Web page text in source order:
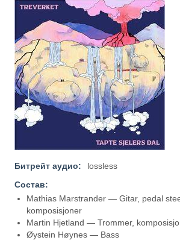
Битрейт аудио:
lossless
Состав:
Mathias Marstrander — Gitar, pedal
komposisjoner
Martin Hjetland — Trommer,
Øystein Høynes — Bass